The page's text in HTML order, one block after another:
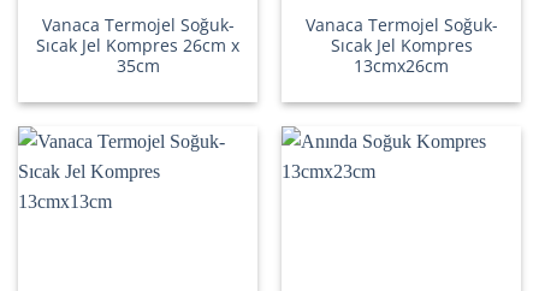
Vanaca Termojel Soğuk-
Sıcak Jel Kompres 26cm x
35cm
Vanaca Termojel Soğuk-
Sıcak Jel Kompres
13cmx26cm